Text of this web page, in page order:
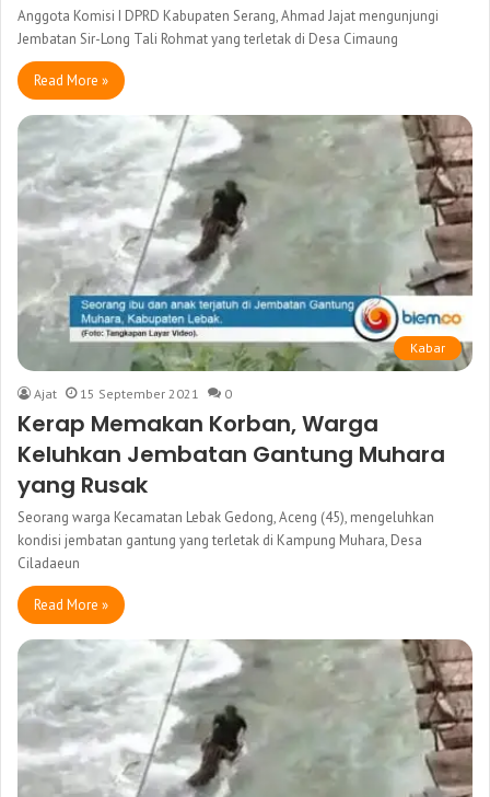
Anggota Komisi I DPRD Kabupaten Serang, Ahmad Jajat mengunjungi
Jembatan Sir-Long Tali Rohmat yang terletak di Desa Cimaung
Read More »
Kabar
Ajat 15 September 2021 0
Kerap Memakan Korban, Warga
Keluhkan Jembatan Gantung Muhara
yang Rusak
Seorang warga Kecamatan Lebak Gedong, Aceng (45), mengeluhkan
kondisi jembatan gantung yang terletak di Kampung Muhara, Desa
Ciladaeun
Read More »